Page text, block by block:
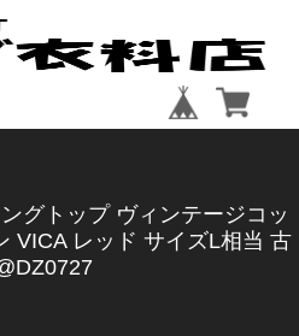
グトップ ヴィンテージコッ
VICA レッド サイズL相当 古